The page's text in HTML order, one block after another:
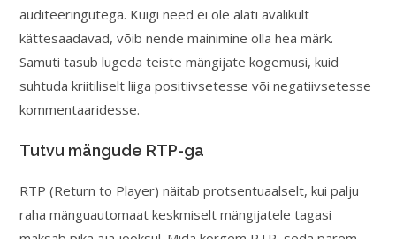
auditeeringutega. Kuigi need ei ole alati avalikult
kättesaadavad, võib nende mainimine olla hea märk.
Samuti tasub lugeda teiste mängijate kogemusi, kuid
suhtuda kriitiliselt liiga positiivsetesse või negatiivsetesse
kommentaaridesse.
Tutvu mängude RTP-ga
RTP (Return to Player) näitab protsentuaalselt, kui palju
raha mänguautomaat keskmiselt mängijatele tagasi